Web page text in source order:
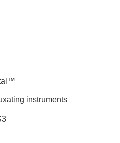
instruments